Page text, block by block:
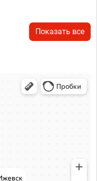
Показать все